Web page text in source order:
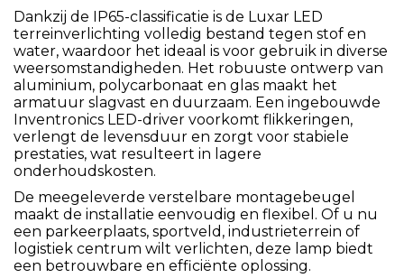
Dankzij de IP65-classificatie is de Luxar LED
terreinverlichting volledig bestand tegen stof en
water, waardoor het ideaal is voor gebruik in diverse
weersomstandigheden. Het robuuste ontwerp van
aluminium, polycarbonaat en glas maakt het
armatuur slagvast en duurzaam. Een ingebouwde
Inventronics LED-driver voorkomt flikkeringen,
verlengt de levensduur en zorgt voor stabiele
prestaties, wat resulteert in lagere
onderhoudskosten.
De meegeleverde verstelbare montagebeugel
maakt de installatie eenvoudig en flexibel. Of u nu
een parkeerplaats, sportveld, industrieterrein of
logistiek centrum wilt verlichten, deze lamp biedt
een betrouwbare en efficiënte oplossing.